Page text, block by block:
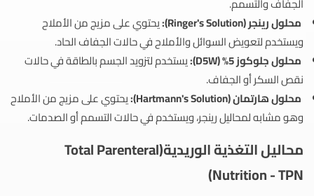
محلول رينجر (Ringer's Solution):
يحتوي على مزيج من الأملاح
ويستخدم لتعويض السوائل والأملاح في حالات الجفاف الحاد.
محلول جلوكوز 5% (D5W):
يستخدم لتزويد الجسم بالطاقة في حالات
نقص السكر أو الجفاف.
محلول هارتمان (Hartmann's Solution):
يحتوي على مزيج من الأملاح
وهو مشابه لمحاليل رينجر، ويستخدم في حالات التسمم أو الصدمات.
محاليل التغذية الوريدية(Total Parenteral
Nutrition - TPN)